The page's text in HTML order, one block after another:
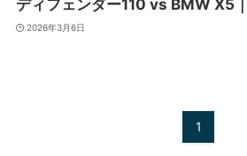
ディフェンダー110 vs BMW X5
2026年3月6日
1